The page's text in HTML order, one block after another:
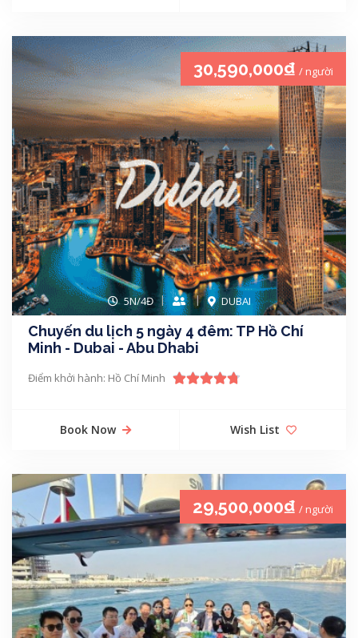
30,590,000₫ / người
5N/4Đ DUBAI
Chuyến du lịch 5 ngày 4 đêm: TP Hồ Chí
Minh - Dubai - Abu Dhabi
Điểm khởi hành: Hồ Chí Minh
Book Now Wish List
29,500,000₫ / người